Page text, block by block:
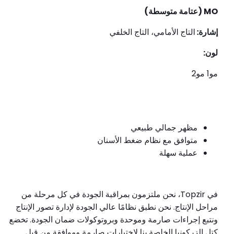
MO (عتامة متوسطة)
إشارة:التاج الأمامي، التاج الخلفي
لون:
مو1 مو2
مظهر جمالي طبيعي
متوافق مع نظام ضغط الأسنان
عملية سهلة
في Topzir، نحن ملتزمون بمراقبة الجودة في كل مرحلة من
مراحل الإنتاج. نحن نطبق نظامًا عالي الجودة لإدارة تصور الإنتاج
ونتبع إجراءات صارمة وموحدة وبروتوكولات ضمان الجودة. تخضع